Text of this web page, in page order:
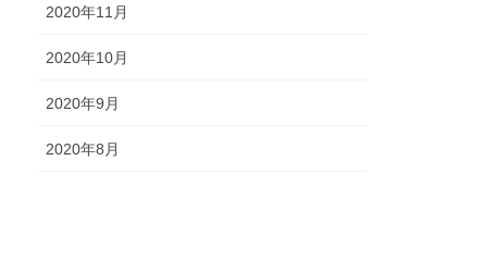
2020年11月
2020年10月
2020年9月
2020年8月